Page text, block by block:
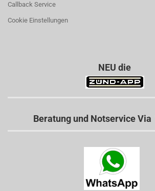
Callback Service
Cookie Einstellungen
NEU die
Beratung und Notservice Via